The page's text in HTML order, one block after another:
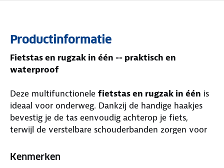
Productinformatie
Fietstas en rugzak in één -- praktisch en
waterproof
Deze multifunctionele fietstas en rugzak in één is
ideaal voor onderweg. Dankzij de handige haakjes
bevestig je de tas eenvoudig achterop je fiets,
terwijl de verstelbare schouderbanden zorgen voor
Kenmerken